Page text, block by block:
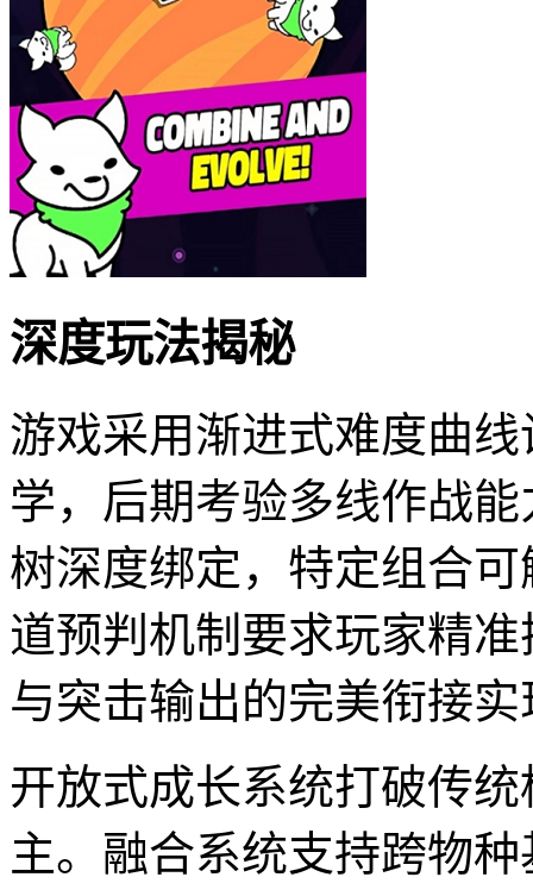
深度玩法揭秘
游戏采用渐进式难度曲
学，后期考验多线作战
树深度绑定，特定组合
道预判机制要求玩家精
与突击输出的完美衔接
开放式成长系统打破传
主。融合系统支持跨物